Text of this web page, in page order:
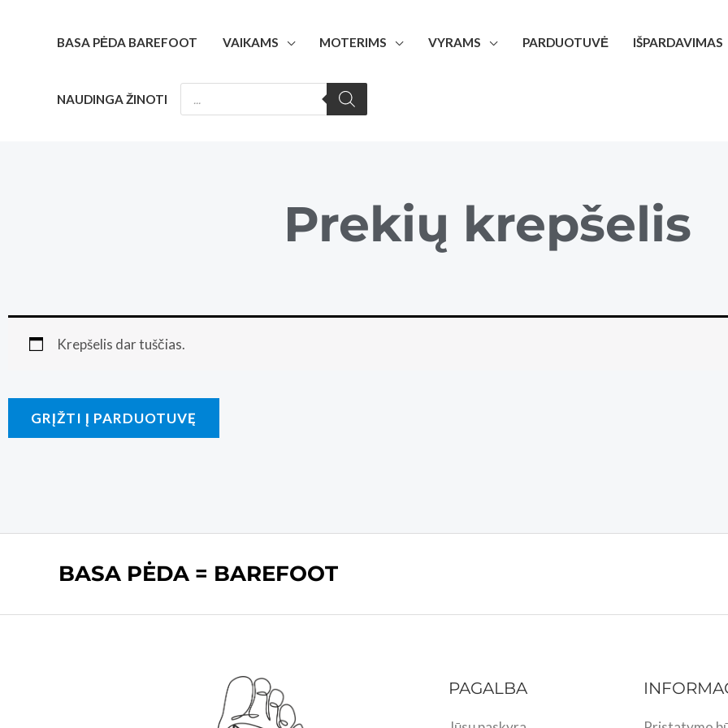
BASA PĖDA BAREFOOT VAIKAMS MOTERIMS VYRAMS PARDUOTUVĖ IŠPARDAVIMAS
NAUDINGA ŽINOTI
Prekių krepšelis
Krepšelis dar tuščias.
GRĮŽTI Į PARDUOTUVĘ
BASA PĖDA = BAREFOOT
PAGALBA